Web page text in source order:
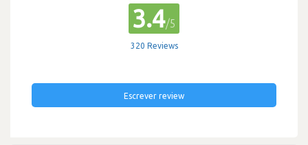
3.4/5
320 Reviews
Escrever review